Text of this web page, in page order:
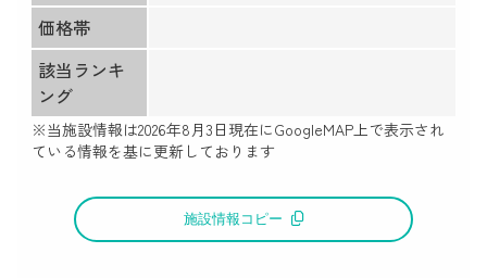
価格帯
該当ランキ
ング
※当施設情報は2026年8月3日現在にGoogleMAP上で表示され
ている情報を基に更新しております
施設情報コピー